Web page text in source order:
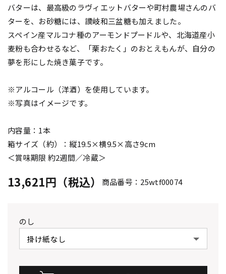
バターは、最高級のラヴィエットバターや町村農場さんのバ
ターを、お砂糖には、讃岐和三盆糖も加えました。
スペイン産マルコナ種のアーモンドプードルや、北海道産小
麦粉も合わせるなど、「栗おたく」のおとえもんが、自分の
夢を形にした焼き菓子です。
※アルコール（洋酒）を使用しています。
※写真はイメージです。
内容量：1本
箱サイズ（約）：縦19.5×横9.5×高さ9cm
＜賞味期限 約2週間／冷蔵＞
13,621円（税込） 商品番号：25wtf00074
のし